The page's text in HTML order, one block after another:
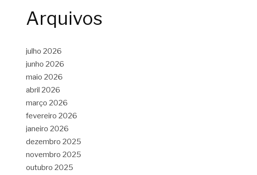
Arquivos
julho 2026
junho 2026
maio 2026
abril 2026
março 2026
fevereiro 2026
janeiro 2026
dezembro 2025
novembro 2025
outubro 2025